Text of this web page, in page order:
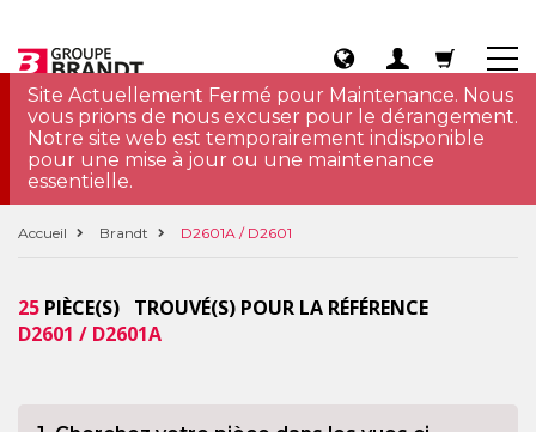
Site Actuellement Fermé pour Maintenance. Nous
vous prions de nous excuser pour le dérangement.
Notre site web est temporairement indisponible
pour une mise à jour ou une maintenance
essentielle.
Accueil Brandt D2601A / D2601
25 PIÈCE(S) TROUVÉ(S) POUR LA RÉFÉRENCE
D2601 / D2601A